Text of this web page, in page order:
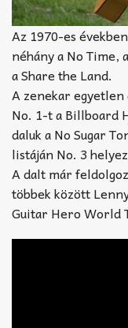
Az 1970-es
néhány a No Time,
a Share the Land.
A zenekar
No. 1-t a Billboard
daluk a No Sugar
listáján No. 3
A dalt már
többek között
Guitar Hero World